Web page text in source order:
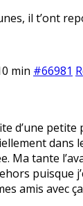
il t’ont
min #66981
d’une petite
dans
Ma tante
puisque
amis avec